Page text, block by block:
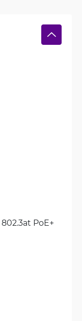
802.3at PoE+